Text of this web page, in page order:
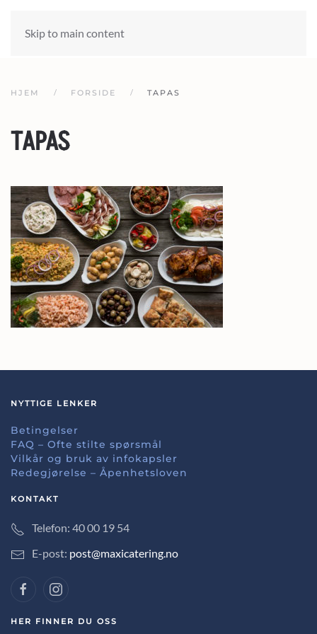
Skip to main content
HJEM FORSIDE TAPAS
TAPAS
NYTTIGE LENKER
Betingelser
FAQ – Ofte stilte spørsmål
Vilkår og bruk av infokapsler
Redegjørelse – Åpenhetsloven
KONTAKT
Telefon: 40 00 19 54
E-post: post@maxicatering.no
HER FINNER DU OSS